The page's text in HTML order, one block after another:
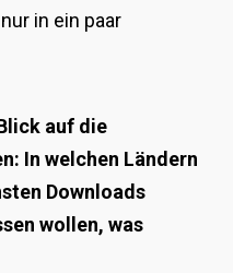
in ein paar
auf die
In welchen Ländern
Downloads
wollen, was